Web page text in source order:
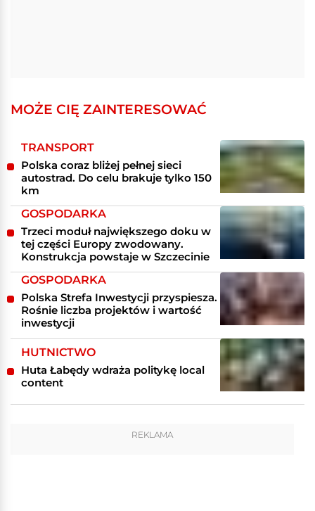
MOŻE CIĘ ZAINTERESOWAĆ
TRANSPORT
Polska coraz bliżej pełnej sieci
autostrad. Do celu brakuje tylko 150
km
GOSPODARKA
Trzeci moduł największego doku w
tej części Europy zwodowany.
Konstrukcja powstaje w Szczecinie
GOSPODARKA
Polska Strefa Inwestycji przyspiesza.
Rośnie liczba projektów i wartość
inwestycji
HUTNICTWO
Huta Łabędy wdraża politykę local
content
REKLAMA